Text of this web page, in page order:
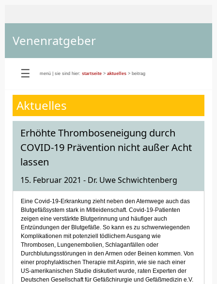
Venenratgeber
☰ menü sie sind hier: startseite > aktuelles > beitrag
Aktuelles
Erhöhte Thromboseneigung durch
COVID-19 Prävention nicht außer Acht
lassen
15. Februar 2021 - Dr. Uwe Schwichtenberg
Eine Covid-19-Erkrankung zieht neben den Atemwege auch das
Blutgefäßsystem stark in Mitleidenschaft. Covid-19-Patienten
zeigen eine verstärkte Blutgerinnung und häufiger auch
Entzündungen der Blutgefäße. So kann es zu schwerwiegenden
Komplikationen mit potenziell tödlichem Ausgang wie
Thrombosen, Lungenembolien, Schlaganfällen oder
Durchblutungsstörungen in den Armen oder Beinen kommen. Von
einer prophylaktischen Therapie mit Aspirin, wie sie nach einer
US-amerikanischen Studie diskutiert wurde, raten Experten der
Deutschen Gesellschaft für Gefäßchirurgie und Gefäßmedizin e.V.